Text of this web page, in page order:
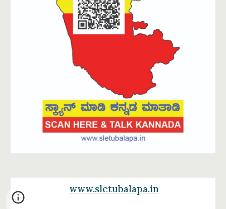
www.sletubalapa.in